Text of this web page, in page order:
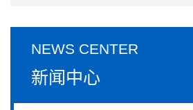
NEWS CENTER
新闻中心